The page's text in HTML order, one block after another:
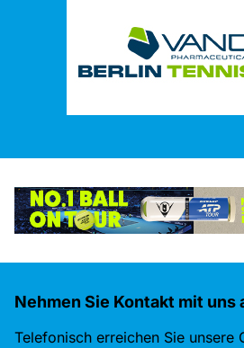
Nehmen Sie Kontakt mit uns
Telefonisch erreichen Sie unsere